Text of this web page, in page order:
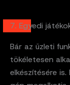
7. Egyedi
Bár az üzleti
tökéletesen
elkészítésére